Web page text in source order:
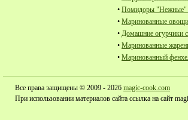
• Помидоры "Нежные"
• Маринованные
• Домашние огурчики
• Маринованные
• Маринованный
Все права защищены © 2009 - 2026 magic-cook.com
При использовании материалов сайта ссылка на сайт